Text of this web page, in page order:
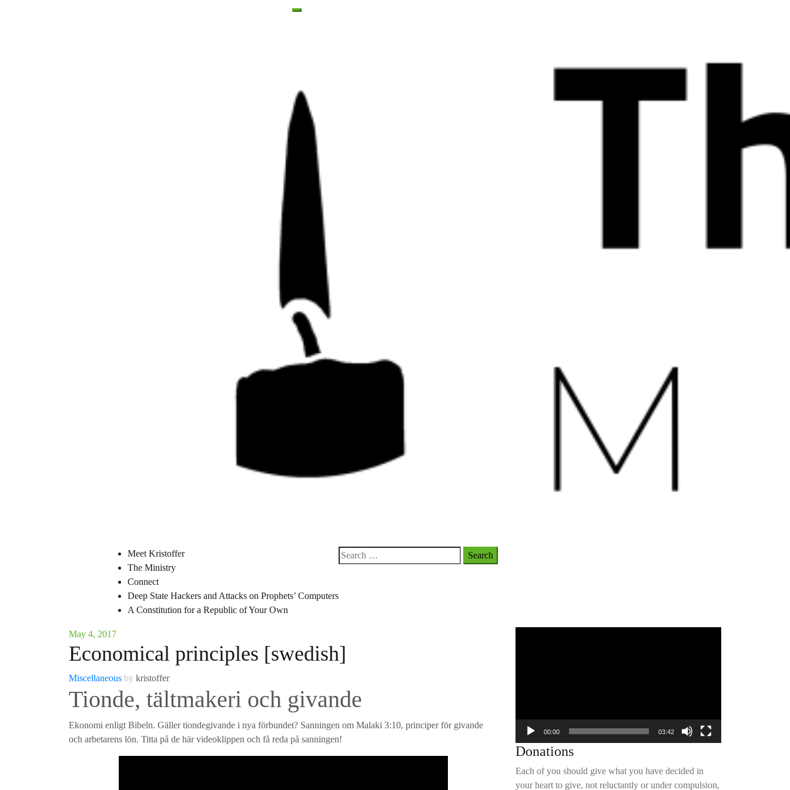
Meet Kristoffer
The Ministry
Connect
Deep State Hackers and Attacks on Prophets’ Computers
A Constitution for a Republic of Your Own
Search
for:
May 4, 2017
Economical principles [swedish]
Miscellaneous by kristoffer
Tionde, tältmakeri och givande
Ekonomi enligt Bibeln. Gäller tiondegivande i nya förbundet? Sanningen om Malaki 3:10, principer för givande
och arbetarens lön. Titta på de här videoklippen och få reda på sanningen!
00:00 03:42
Donations
Each of you should give what you have decided in
your heart to give, not reluctantly or under compulsion,